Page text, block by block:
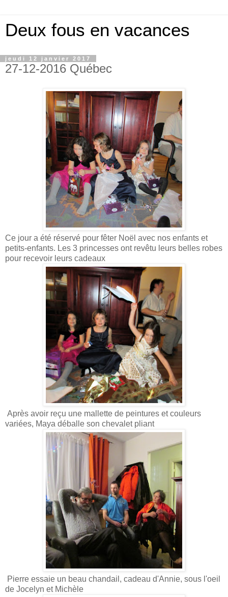
Deux fous en vacances
jeudi 12 janvier 2017
27-12-2016 Québec
Ce jour a été réservé pour fêter Noël avec nos enfants et
petits-enfants. Les 3 princesses ont revêtu leurs belles robes
pour recevoir leurs cadeaux
Après avoir reçu une mallette de peintures et couleurs
variées, Maya déballe son chevalet pliant
Pierre essaie un beau chandail, cadeau d'Annie, sous l'oeil
de Jocelyn et Michèle